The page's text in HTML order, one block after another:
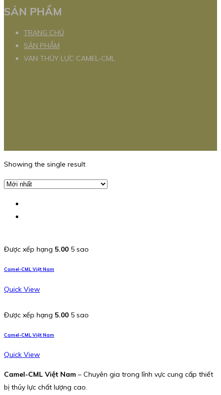
SẢN PHẨM
TRANG CHỦ
SẢN PHẨM
VAN THỦY LỰC CAMEL-CML
Showing the single result
Được xếp hạng 5.00 5 sao
Camel-CML Việt Nam
Quick View
Được xếp hạng 5.00 5 sao
Camel-CML Việt Nam
Quick View
Camel-CML Việt Nam – Chuyên gia trong lĩnh vực cung cấp thiết
bị thủy lực chất lượng cao.